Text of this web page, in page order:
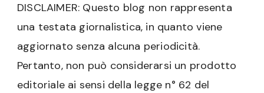
DISCLAIMER: Questo blog non rappresenta
una testata giornalistica, in quanto viene
aggiornato senza alcuna periodicità.
Pertanto, non può considerarsi un prodotto
editoriale ai sensi della legge n° 62 del